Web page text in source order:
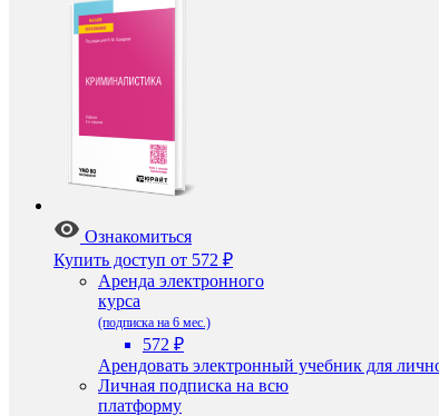
Ознакомиться
Купить доступ от 572 ₽
Аренда электронного
курса
(подписка на 6 мес.)
572 ₽
Арендовать электронный учебник для
Личная подписка на всю
платформу